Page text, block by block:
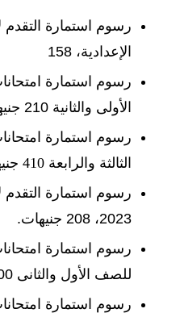
رسوم استمارة التقدم
الإعدادية، 158
رسوم استمارة
الأولى والثانية 210 جنيهات.
رسوم استمارة
الثالثة والرابعة 410 جنيهات.
رسوم استمارة التقدم
2023، 208 جنيهات.
رسوم استمارة
للصف الأول والثانى 200 جنيه.
رسوم استمارة